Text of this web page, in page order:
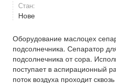
Стан:
Нове
Оборудование маслоцех
подсолнечника. Сепаратор
подсолнечника от сора.
поступает в аспирационный
поток воздуха проходит